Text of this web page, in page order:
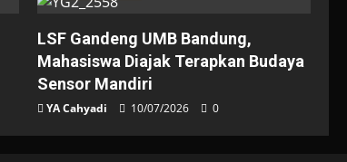
LSF Gandeng UMB Bandung,
Mahasiswa Diajak Terapkan Budaya
Sensor Mandiri
YA Cahyadi 10/07/2026 0